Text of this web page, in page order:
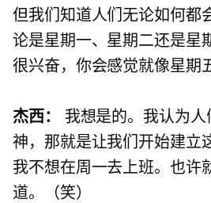
但我们知道人们无论如何都
论是星期一、星期二还是星
很兴奋，你会感觉就像星期
杰西：
我想是的。我认为
神，那就是让我们开始建立
我不想在周一去上班。也许
道。（笑）